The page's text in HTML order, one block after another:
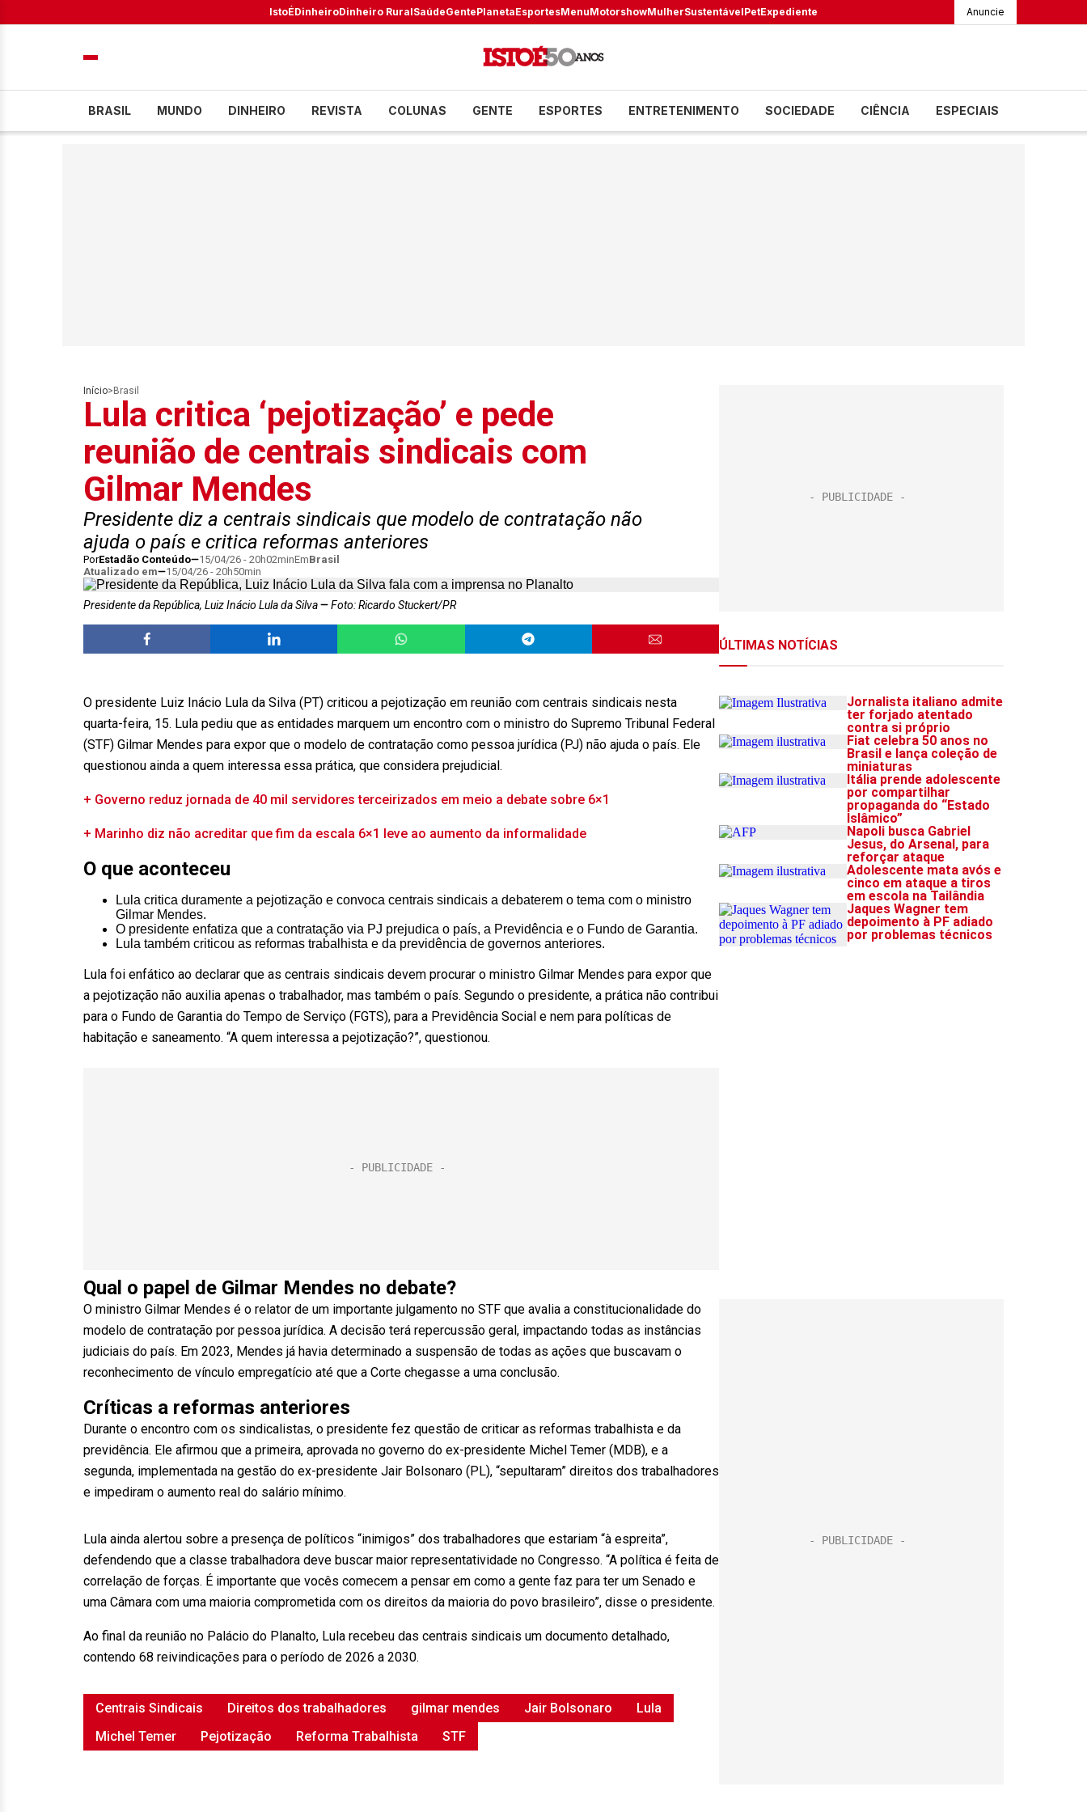
IstoÉDinheiroDinheiro RuralSaúdeGentePlanetaEsportesMenuMotorshowMulherSustentávelPetExpediente Anuncie
BRASIL MUNDO DINHEIRO REVISTA COLUNAS GENTE ESPORTES ENTRETENIMENTO SOCIEDADE CIÊNCIA ESPECIAIS
Início> Brasil
Lula critica ‘pejotização’ e pede
reunião de centrais sindicais com
Gilmar Mendes
Presidente diz a centrais sindicais que modelo de contratação não
ajuda o país e critica reformas anteriores
PorEstadão Conteúdo 15/04/26 - 20h02minEmBrasil
Atualizado em
15/04/26 - 20h50min
Presidente da República, Luiz Inácio Lula da Silva Foto: Ricardo Stuckert/PR
O presidente Luiz Inácio Lula da Silva (PT) criticou a pejotização em reunião com centrais sindicais nesta
quarta-feira, 15. Lula pediu que as entidades marquem um encontro com o ministro do Supremo Tribunal Federal
(STF) Gilmar Mendes para expor que o modelo de contratação como pessoa jurídica (PJ) não ajuda o país. Ele
questionou ainda a quem interessa essa prática, que considera prejudicial.
+ Governo reduz jornada de 40 mil servidores terceirizados em meio a debate sobre 6×1
+ Marinho diz não acreditar que fim da escala 6×1 leve ao aumento da informalidade
O que aconteceu
Lula critica duramente a pejotização e convoca centrais sindicais a debaterem o tema com o ministro
Gilmar Mendes.
O presidente enfatiza que a contratação via PJ prejudica o país, a Previdência e o Fundo de Garantia.
Lula também criticou as reformas trabalhista e da previdência de governos anteriores.
Lula foi enfático ao declarar que as centrais sindicais devem procurar o ministro Gilmar Mendes para expor que
a pejotização não auxilia apenas o trabalhador, mas também o país. Segundo o presidente, a prática não contribui
para o Fundo de Garantia do Tempo de Serviço (FGTS), para a Previdência Social e nem para políticas de
habitação e saneamento. “A quem interessa a pejotização?”, questionou.
Qual o papel de Gilmar Mendes no debate?
O ministro Gilmar Mendes é o relator de um importante julgamento no STF que avalia a constitucionalidade do
modelo de contratação por pessoa jurídica. A decisão terá repercussão geral, impactando todas as instâncias
judiciais do país. Em 2023, Mendes já havia determinado a suspensão de todas as ações que buscavam o
reconhecimento de vínculo empregatício até que a Corte chegasse a uma conclusão.
Críticas a reformas anteriores
Durante o encontro com os sindicalistas, o presidente fez questão de criticar as reformas trabalhista e da
previdência. Ele afirmou que a primeira, aprovada no governo do ex-presidente Michel Temer (MDB), e a
segunda, implementada na gestão do ex-presidente Jair Bolsonaro (PL), “sepultaram” direitos dos trabalhadores
e impediram o aumento real do salário mínimo.
Lula ainda alertou sobre a presença de políticos “inimigos” dos trabalhadores que estariam “à espreita”,
defendendo que a classe trabalhadora deve buscar maior representatividade no Congresso. “A política é feita de
correlação de forças. É importante que vocês comecem a pensar em como a gente faz para ter um Senado e
uma Câmara com uma maioria comprometida com os direitos da maioria do povo brasileiro”, disse o presidente.
Ao final da reunião no Palácio do Planalto, Lula recebeu das centrais sindicais um documento detalhado,
contendo 68 reivindicações para o período de 2026 a 2030.
Centrais Sindicais Direitos dos trabalhadores gilmar mendes Jair Bolsonaro
Lula
Michel Temer
Pejotização Reforma Trabalhista STF